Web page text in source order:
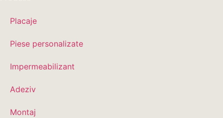
Placaje
Piese personalizate
Impermeabilizant
Adeziv
Montaj